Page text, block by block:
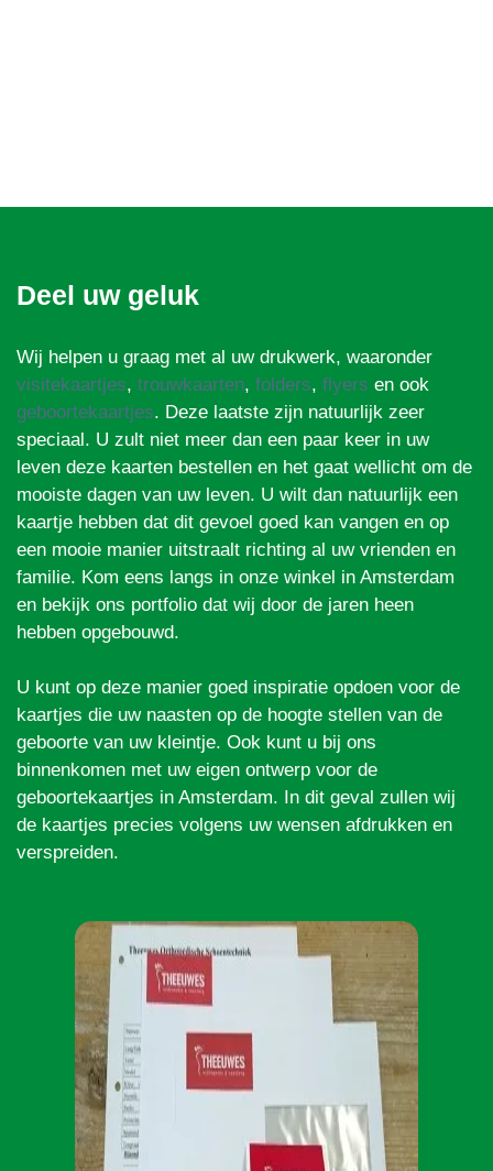
Deel uw geluk
Wij helpen u graag met al uw drukwerk, waaronder
visitekaartjes, trouwkaarten, folders, flyers en ook
geboortekaartjes. Deze laatste zijn natuurlijk zeer
speciaal. U zult niet meer dan een paar keer in uw
leven deze kaarten bestellen en het gaat wellicht om de
mooiste dagen van uw leven. U wilt dan natuurlijk een
kaartje hebben dat dit gevoel goed kan vangen en op
een mooie manier uitstraalt richting al uw vrienden en
familie. Kom eens langs in onze winkel in Amsterdam
en bekijk ons portfolio dat wij door de jaren heen
hebben opgebouwd.
U kunt op deze manier goed inspiratie opdoen voor de
kaartjes die uw naasten op de hoogte stellen van de
geboorte van uw kleintje. Ook kunt u bij ons
binnenkomen met uw eigen ontwerp voor de
geboortekaartjes in Amsterdam. In dit geval zullen wij
de kaartjes precies volgens uw wensen afdrukken en
verspreiden.